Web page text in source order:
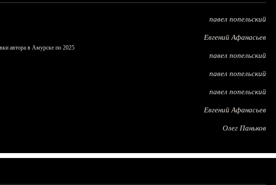
павел попельский
Евгений Афанасьев
автора в Амурске по 2025
павел попельский
павел попельский
павел попельский
Евгений Афанасьев
Олег Паньков